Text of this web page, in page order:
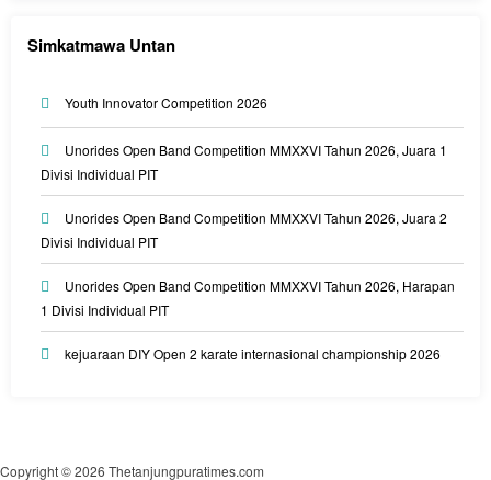
Simkatmawa Untan
Youth Innovator Competition 2026
Unorides Open Band Competition MMXXVI Tahun 2026, Juara 1
Divisi Individual PIT
Unorides Open Band Competition MMXXVI Tahun 2026, Juara 2
Divisi Individual PIT
Unorides Open Band Competition MMXXVI Tahun 2026, Harapan
1 Divisi Individual PIT
kejuaraan DIY Open 2 karate internasional championship 2026
Copyright © 2026 Thetanjungpuratimes.com